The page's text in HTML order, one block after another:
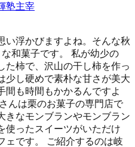
塾主宰
い浮かびますよね。そんな秋
和菓子です。 私が幼少の
た柿で、沢山の干し柿を作っ
少し硬めで素朴な甘さが美大
間も時間もかかるんですよ
んは栗のお菓子の専門店で
きなモンブランやモンブラン
使ったスイーツがいただけ
ェです。 ご紹介するのは岐